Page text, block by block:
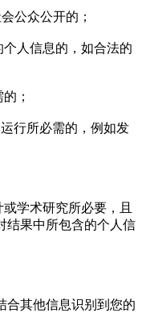
公众公开的；
人信息的，如合法的
；
行所必需的，例如发
学术研究所必要，且
结果中所包含的个人信
合其他信息识别到您的